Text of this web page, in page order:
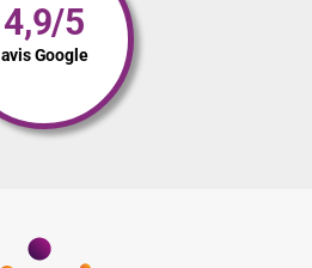
4,9/5
avis Google